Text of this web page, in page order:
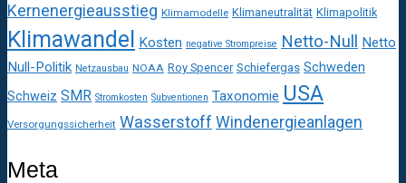
Kernenergieausstieg Klimamodelle Klimaneutralität Klimapolitik
Klimawandel Kosten negative Strompreise Netto-Null
Netto
Null-Politik Netzausbau NOAA Roy Spencer Schiefergas Schweden
Schweiz SMR Stromkosten Subventionen Taxonomie USA
Versorgungssicherheit Wasserstoff Windenergieanlagen
Meta